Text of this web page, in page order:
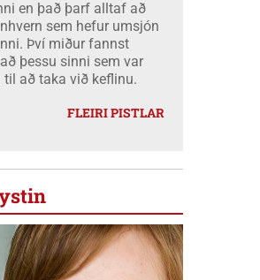
en það þarf alltaf að
sem hefur umsjón
Því miður fannst
þessu sinni sem var
að taka við keflinu.
FLEIRI PISTLAR